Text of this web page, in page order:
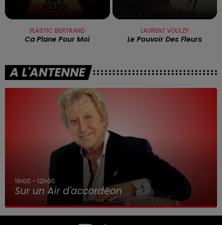
PLASTIC BERTRAND
Ca Plane Pour Moi
LAURENT VOULZY
Le Pouvoir Des Fleurs
A L'ANTENNE
11h00 - 12h00
Sur un Air d'accordéon